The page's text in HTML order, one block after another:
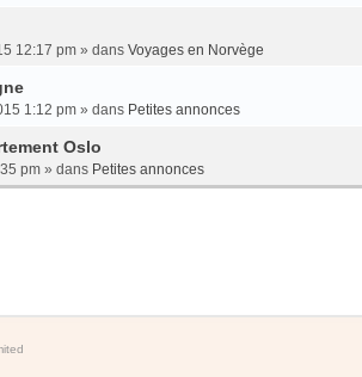
12:17 pm » dans Voyages en Norvège
1:12 pm » dans Petites annonces
Oslo
pm » dans Petites annonces